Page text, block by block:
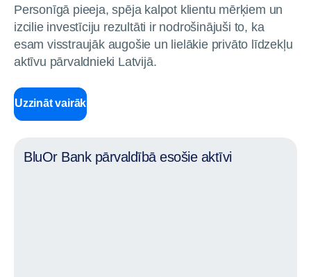
Personīgā pieeja, spēja kalpot klientu mērķiem un
izcilie investīciju rezultāti ir nodrošinājuši to, ka
esam visstraujāk augošie un lielākie privāto līdzekļu
aktīvu pārvaldnieki Latvijā.
Uzzināt vairāk
BluOr Bank pārvaldībā esošie aktīvi